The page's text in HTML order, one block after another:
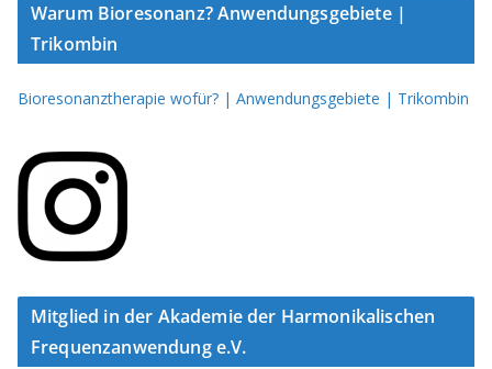
Warum Bioresonanz? Anwendungsgebiete |
Trikombin
Bioresonanztherapie wofür? | Anwendungsgebiete | Trikombin
Mitglied in der Akademie der Harmonikalischen
Frequenzanwendung e.V.